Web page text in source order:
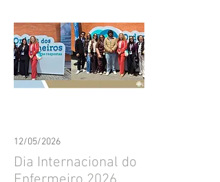
12/05/2026
Dia Internacional do